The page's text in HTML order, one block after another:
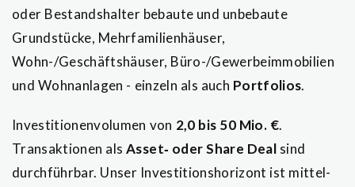
oder Bestandshalter bebaute und unbebaute
Grundstücke, Mehrfamilienhäuser,
Wohn-/Geschäftshäuser, Büro-/Gewerbeimmobilien
und Wohnanlagen - einzeln als auch Portfolios.
Investitionenvolumen von 2,0 bis 50 Mio. €.
Transaktionen alsAsset‐ oder Share Deal sind
durchführbar. Unser Investitionshorizont ist mittel-